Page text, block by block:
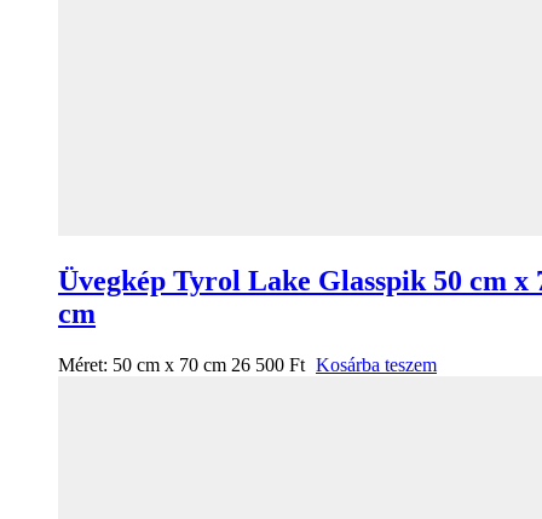
Üvegkép Tyrol Lake Glasspik 50 cm x
cm
Méret: 50 cm x 70 cm 26 500 Ft Kosárba teszem